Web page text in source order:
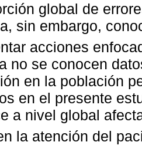
global de
sin embargo,
acciones
no se conocen
en la población
en el presente
a nivel global
la atención del